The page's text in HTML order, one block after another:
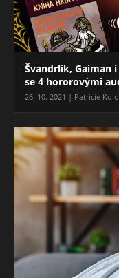
Švandrlík, Gaiman
se 4 hororovými
26. 10. 2021 | Patricie